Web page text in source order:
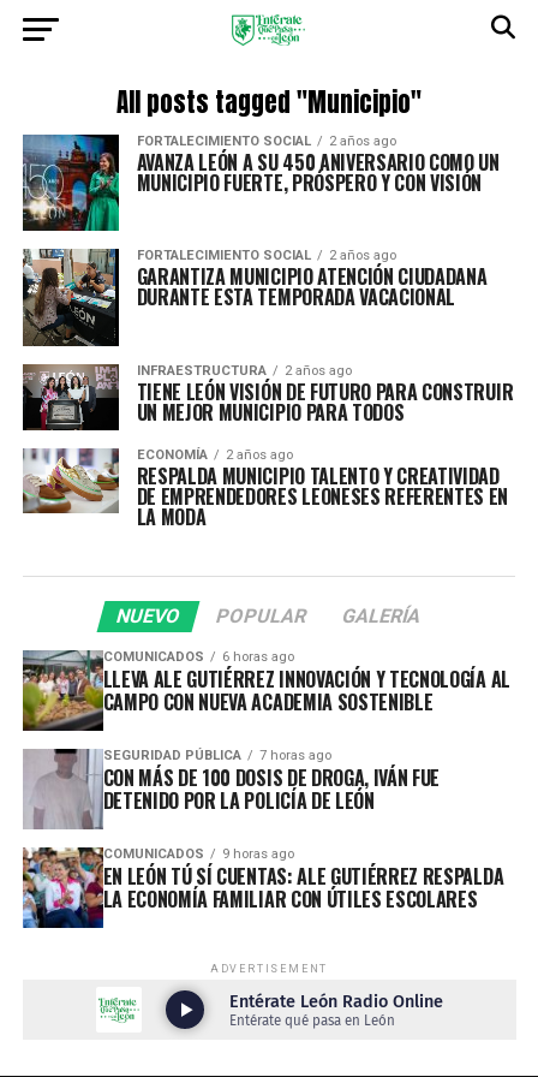
All posts tagged "Municipio"
FORTALECIMIENTO SOCIAL 2 años ago
AVANZA LEÓN A SU 450 ANIVERSARIO COMO UN
MUNICIPIO FUERTE, PRÓSPERO Y CON VISIÓN
FORTALECIMIENTO SOCIAL 2 años ago
GARANTIZA MUNICIPIO ATENCIÓN CIUDADANA
DURANTE ESTA TEMPORADA VACACIONAL
INFRAESTRUCTURA 2 años ago
TIENE LEÓN VISIÓN DE FUTURO PARA CONSTRUIR
UN MEJOR MUNICIPIO PARA TODOS
ECONOMÍA 2 años ago
RESPALDA MUNICIPIO TALENTO Y CREATIVIDAD
DE EMPRENDEDORES LEONESES REFERENTES EN
LA MODA
NUEVO POPULAR GALERÍA
COMUNICADOS 6 horas ago
LLEVA ALE GUTIÉRREZ INNOVACIÓN Y TECNOLOGÍA AL
CAMPO CON NUEVA ACADEMIA SOSTENIBLE
SEGURIDAD PÚBLICA 7 horas ago
CON MÁS DE 100 DOSIS DE DROGA, IVÁN FUE
DETENIDO POR LA POLICÍA DE LEÓN
COMUNICADOS 9 horas ago
EN LEÓN TÚ SÍ CUENTAS: ALE GUTIÉRREZ RESPALDA
LA ECONOMÍA FAMILIAR CON ÚTILES ESCOLARES
ADVERTISEMENT